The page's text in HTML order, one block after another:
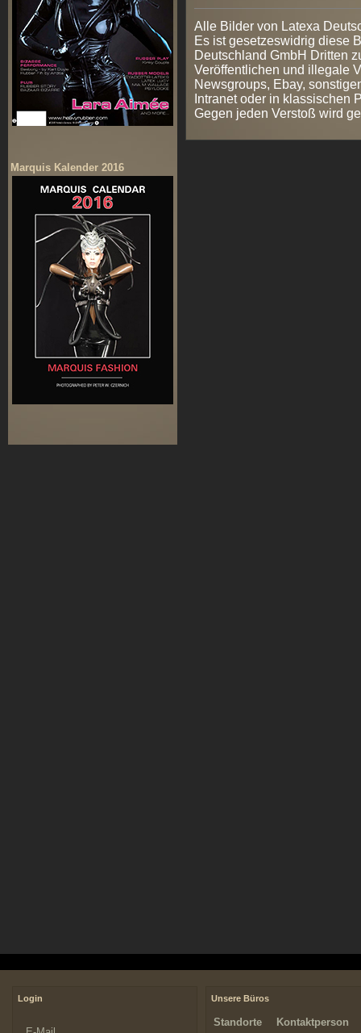
Marquis Kalender 2016
Alle Bilder von Latexa
Es ist gesetzeswidrig diese
Deutschland GmbH Dritten
Veröffentlichen und illegale
Newsgroups, Ebay,
Intranet oder in klassischen
Gegen jeden Verstoß wird
Login Unsere Büros
Standorte Kontaktperson